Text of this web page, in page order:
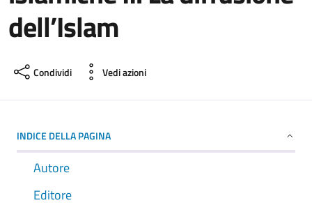
dell’Islam
Condividi Vedi azioni
INDICE DELLA PAGINA
Autore
Editore